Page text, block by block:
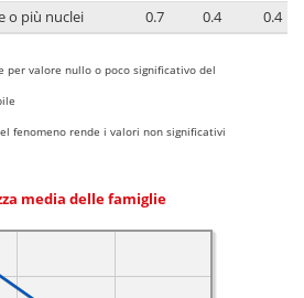
o più nuclei
0.7 0.4 0.4
per valore nullo o poco significativo del
fenomeno rende i valori non significativi
media delle famiglie